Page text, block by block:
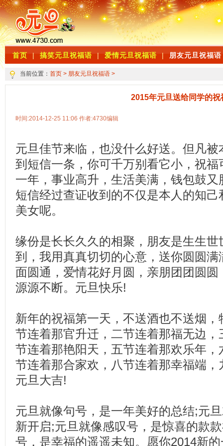
首页 | 搞笑元旦祝福语 | 爱情元旦祝福语 | 朋友元旦祝福语
当前位置： 首页 > 朋友元旦祝福语 >
2015年元旦送给同学的祝
时间:2014-12-25 11:06 作者:4730编辑
元旦佳节来临，也没什么好送。但凡
到短信一条，你可千万别看它小，祝
一年，事业高升，生活美满，钱包鼓
短信经过查证收到的不仅是本人的知
美女呢。
缘份是长长久久的相聚，朋友是生生
到，我用真真切切的心意，送你圆圆
面圆通，爱情花好月圆，亲朋团团圆
源源不断。元旦快乐!
新年的祝福第一天，不送酒也不送烟
节连着那官升迁，二节连着那福无边
节连着那艳阳天，五节连着那欢乐年
节连着那合家欢，八节连着那幸福端
元旦大吉!
元旦就像句号，是一年美好的总结;元
新开启;元旦就像感叹号，是惊喜的款
号，是幸福的遥遥未知。愿你2014新